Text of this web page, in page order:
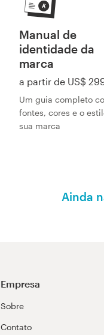
Manual de
identidade da
marca
a partir de US$
Um guia completo
fontes, cores e o
sua marca
Ainda
Empresa
Sobre
Contato